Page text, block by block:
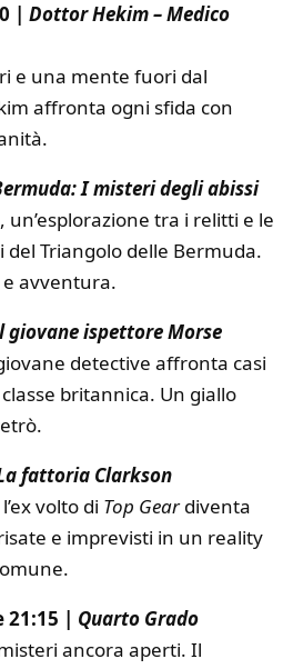
| Dottor Hekim – Medico
e una mente fuori dal
affronta ogni sfida con
I misteri degli abissi
tra i relitti e le
Triangolo delle Bermuda.
e avventura.
giovane ispettore Morse
detective affronta casi
britannica. Un giallo
fattoria Clarkson
volto di Top Geardiventa
e imprevisti in un reality
21:15 | Quarto Grado
ancora aperti. Il